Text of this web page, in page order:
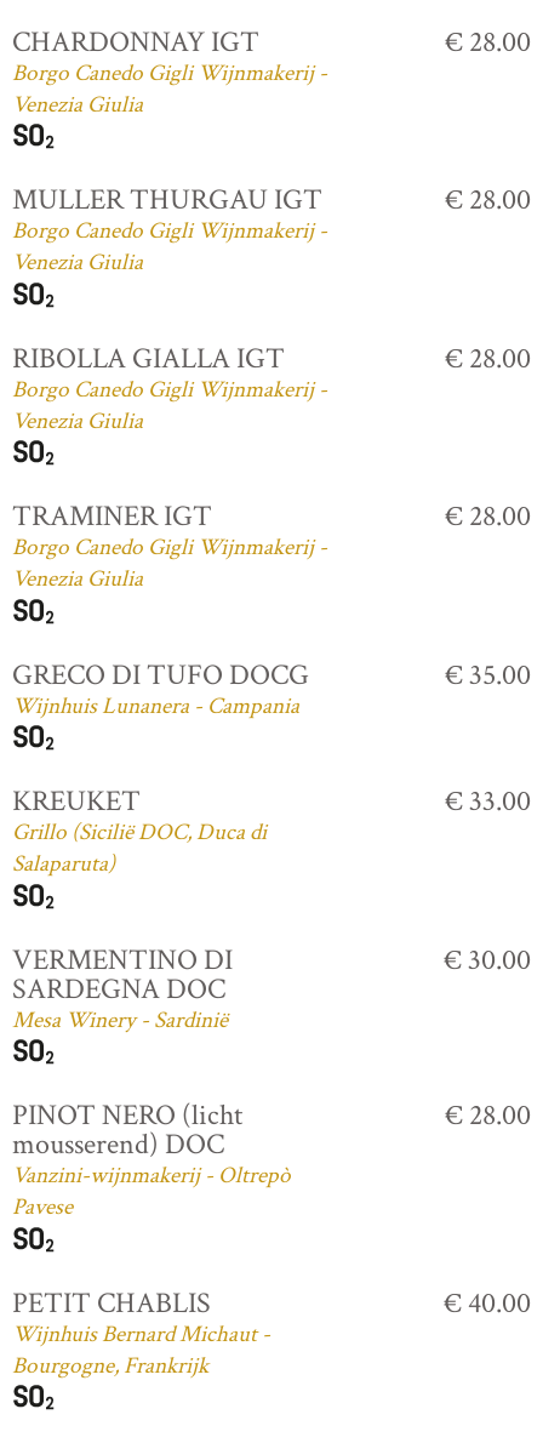
CHARDONNAY IGT
Borgo Canedo Gigli Wijnmakerij -
Venezia Giulia
€ 28.00
MULLER THURGAU IGT
Borgo Canedo Gigli Wijnmakerij -
Venezia Giulia
€ 28.00
RIBOLLA GIALLA IGT
Borgo Canedo Gigli Wijnmakerij -
Venezia Giulia
€ 28.00
TRAMINER IGT
Borgo Canedo Gigli Wijnmakerij -
Venezia Giulia
€ 28.00
GRECO DI TUFO DOCG
Wijnhuis Lunanera - Campania
€ 35.00
KREUKET
Grillo (Sicilië DOC, Duca di
Salaparuta)
€ 33.00
VERMENTINO DI
SARDEGNA DOC
Mesa Winery - Sardinië
€ 30.00
PINOT NERO (licht
mousserend) DOC
Vanzini-wijnmakerij - Oltrepò
Pavese
€ 28.00
PETIT CHABLIS
Wijnhuis Bernard Michaut -
Bourgogne, Frankrijk
€ 40.00